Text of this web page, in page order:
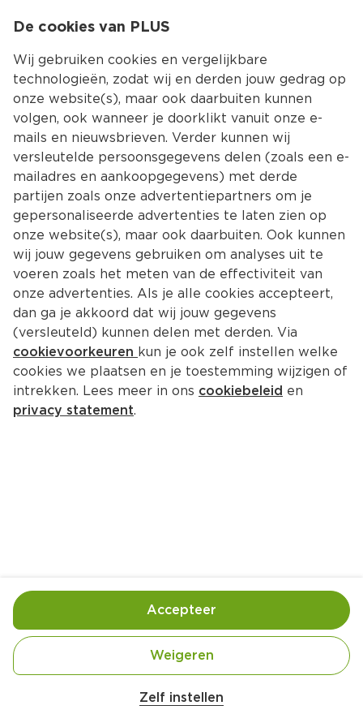
Kies jouw
Terug Producten
Rundvlees, rookvlees
14 producten
Filter Meest gewild
2 voor 3.50
PLUS Puur van smaak Kleintje
Rundrookvlees
50 g
PLUS Puur van smaak PvS Blonde
d'Aquitaine rosbief
100 gram
3.69 0
Belangrijke veiligheidswaarschuwing
De cookies van PLUS
Wij gebruiken cookies en vergelijkbare
technologieën, zodat wij en derden jouw gedrag op
onze website(s), maar ook daarbuiten kunnen
volgen, ook wanneer je doorklikt vanuit onze e-
mails en nieuwsbrieven. Verder kunnen wij
versleutelde persoonsgegevens delen (zoals een e-
mailadres en aankoopgegevens) met derde
partijen zoals onze advertentiepartners om je
gepersonaliseerde advertenties te laten zien op
onze website(s), maar ook daarbuiten. Ook kunnen
wij jouw gegevens gebruiken om analyses uit te
voeren zoals het meten van de effectiviteit van
onze advertenties. Als je alle cookies accepteert,
dan ga je akkoord dat wij jouw gegevens
(versleuteld) kunnen delen met derden. Via
cookievoorkeuren kun je ook zelf instellen welke
cookies we plaatsen en je toestemming wijzigen of
intrekken. Lees meer in ons cookiebeleid en
privacy statement.
Zelf instellen
Weigeren
Accepteer